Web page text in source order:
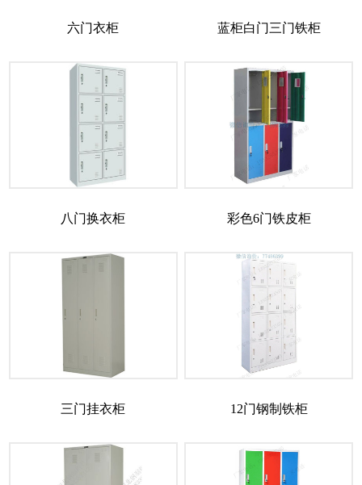
六门衣柜 蓝柜白门三门铁柜
八门换衣柜 彩色6门铁皮柜
三门挂衣柜 12门钢制铁柜